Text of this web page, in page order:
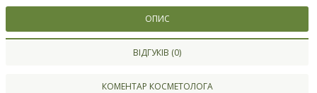
ОПИС
ВІДГУКІВ (0)
КОМЕНТАР КОСМЕТОЛОГА